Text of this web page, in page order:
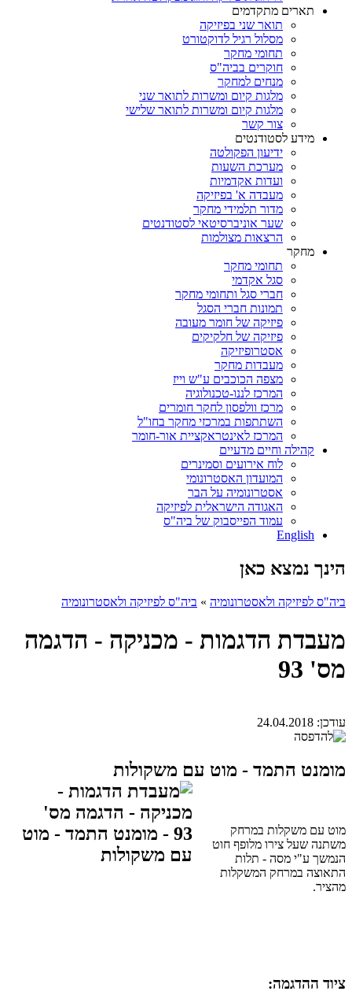
תארים מתקדמים
תואר שני בפיזיקה
מסלול רגיל לדוקטורט
תחומי מחקר
חוקרים בביה"ס
מנחים למחקר
מלגות קיום ומשרות לתואר שני
מלגות קיום ומשרות לתואר שלישי
צור קשר
מידע לסטודנטים
ידיעון הפקולטה
מערכת השעות
ועדות אקדמיות
מעבדה א' בפיזיקה
מדור תלמידי מחקר
שער אוניברסיטאי לסטודנטים
הרצאות מצולמות
מחקר
תחומי מחקר
סגל אקדמי
חברי סגל ותחומי מחקר
תמונות חברי הסגל
פיזיקה של חומר מעובה
פיזיקה של חלקיקים
אסטרופיזיקה
מעבדות מחקר
מצפה הכוכבים ע"ש וייז
המרכז לננו-טכנולוגיה
מרכז וולפסון לחקר חומרים
השתתפות במרכזי מחקר בחו"ל
המרכז לאינטראקציית אור-חומר
קהילה וחיים מדעיים
לוח אירועים וסמינרים
המועדון האסטרונומי
אסטרונומיה על הבר
האגודה הישראלית לפיזיקה
עמוד הפייסבוק של ביה"ס
English
הינך נמצא כאן
ביה"ס לפיזיקה ולאסטרונומיה » ביה"ס לפיזיקה ולאסטרונומיה
מעבדת הדגמות - מכניקה - הדגמה
מס' 93
עודכן: 24.04.2018
מומנט התמד - מוט עם משקולות
מוט עם משקלות במרחק
משתנה שעל צירו מלופף חוט
הנמשך ע"י מסה - תלות
התאוצה במרחק המשקלות
מהציר.
ציוד ההדגמה: